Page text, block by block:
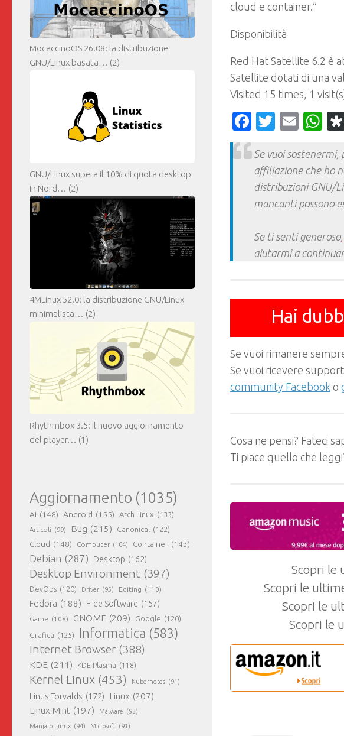
cloud e container.”
Disponibilità
Red Hat Satellite 6.2 è
Satellite dotati di una
Visited 15 times, 1
Facebook
Twitter
Email
Se vuoi
affiliazione che ho
distribuzioni GNU/
mancanti possono
Se ti senti generoso,
aiutarmi a
Hai
Se vuoi rimanere
Se vuoi ricevere
community Facebook o
Cosa ne pensi? Fateci
Ti piace quello che
Scopri le
Scopri le
Scopri le
Scopri le
MocaccinoOS 26.08: la distribuzione
GNU/Linux basata… (2)
GNU/Linux supera il 10% di quota desktop
in Nord… (2)
4MLinux 52.0: la distribuzione GNU/Linux
minimalista… (2)
Rhythmbox 3.5: il nuovo aggiornamento
del player… (1)
Aggiornamento (1035)
AI (148) Android (155) Arch Linux (133)
Articoli (99) Bug (215) Canonical (122)
Cloud (148) Computer (104) Container (143)
Debian (287) Desktop (162)
Desktop Environment (397)
DevOps (120) Driver (95) Editing (110)
Fedora (188) Free Software (157)
Game (108) GNOME (209) Google (120)
Grafica (125) Informatica (583)
Internet Browser (388)
KDE (211) KDE Plasma (118)
Kernel Linux (453) Kubernetes (91)
Linus Torvalds (172) Linux (207)
Linux Mint (197) Malware (93)
Manjaro Linux (94) Microsoft (91)